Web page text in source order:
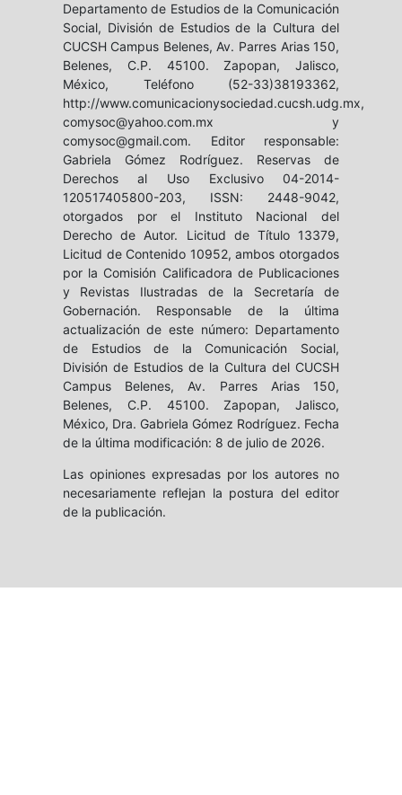
Departamento de Estudios de la Comunicación
Social, División de Estudios de la Cultura del
CUCSH Campus Belenes, Av. Parres Arias 150,
Belenes, C.P. 45100. Zapopan, Jalisco,
México, Teléfono (52-33)38193362,
http://www.comunicacionysociedad.cucsh.udg.mx,
comysoc@yahoo.com.mx y
comysoc@gmail.com. Editor responsable:
Gabriela Gómez Rodríguez. Reservas de
Derechos al Uso Exclusivo 04-2014-
120517405800-203, ISSN: 2448-9042,
otorgados por el Instituto Nacional del
Derecho de Autor. Licitud de Título 13379,
Licitud de Contenido 10952, ambos otorgados
por la Comisión Calificadora de Publicaciones
y Revistas Ilustradas de la Secretaría de
Gobernación. Responsable de la última
actualización de este número: Departamento
de Estudios de la Comunicación Social,
División de Estudios de la Cultura del CUCSH
Campus Belenes, Av. Parres Arias 150,
Belenes, C.P. 45100. Zapopan, Jalisco,
México, Dra. Gabriela Gómez Rodríguez. Fecha
de la última modificación: 8 de julio de 2026.
Las opiniones expresadas por los autores no
necesariamente reflejan la postura del editor
de la publicación.